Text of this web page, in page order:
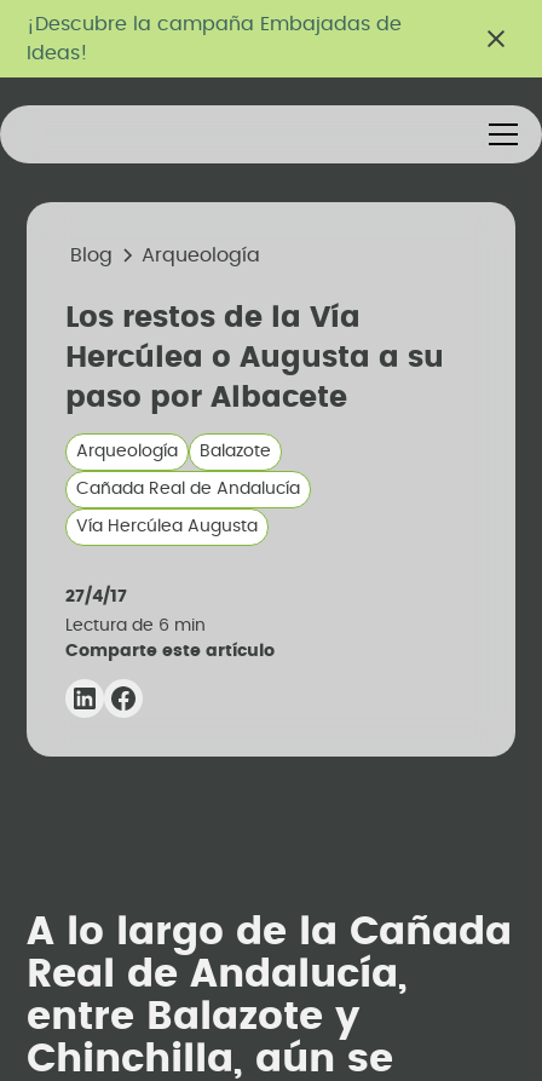
¡Descubre la campaña Embajadas de
Ideas!
Blog Arqueología
Los restos de la Vía
Hercúlea o Augusta a su
paso por Albacete
Arqueología Balazote
Cañada Real de Andalucía
Vía Hercúlea Augusta
27/4/17
Lectura de 6 min
Comparte este artículo
A lo largo de la Cañada
Real de Andalucía,
entre Balazote y
Chinchilla, aún se